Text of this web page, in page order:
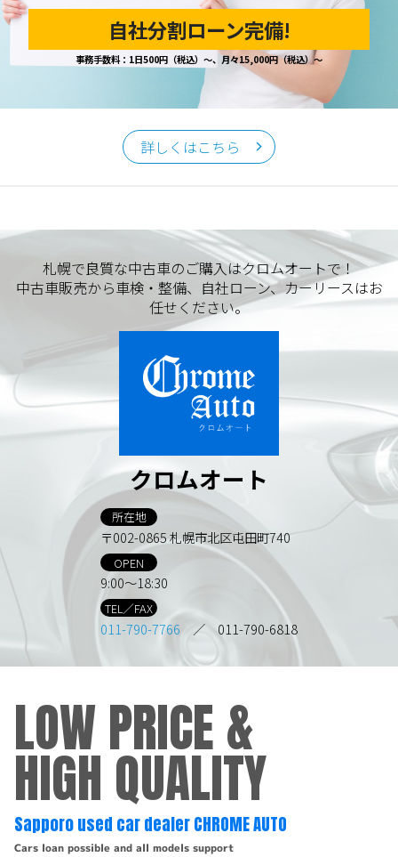
自社分割ローン完備!
事務手数料：1日500円（税込）～、月々15,000円（税込）～
詳しくはこちら
札幌で良質な中古車のご購入はクロムオートで！
中古車販売から車検・整備、自社ローン、カーリースはお
任せください。
クロムオート
所在地
〒002-0865 札幌市北区屯田町740
OPEN
9:00～18:30
TEL／FAX
011-790-7766 ／ 011-790-6818
LOW PRICE &
HIGH QUALITY
Sapporo used car dealer CHROME AUTO
Cars loan possible and all models support